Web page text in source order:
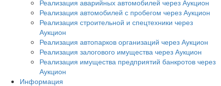
Реализация аварийных автомобилей через Аукцион
Реализация автомобилей с пробегом через Аукцион
Реализация строительной и спецтехники через
Аукцион
Реализация автопарков организаций через Аукцион
Реализация залогового имущества через Аукцион
Реализация имущества предприятий банкротов через
Аукцион
Информация